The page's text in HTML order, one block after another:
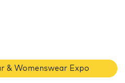
& Womenswear Expo